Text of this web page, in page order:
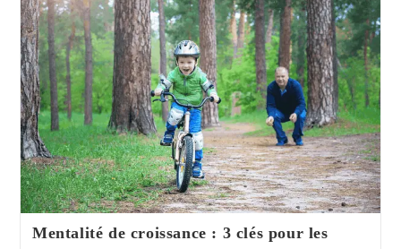
Meilleur
Parent »
Mentalité de croissance : 3 clés pour les